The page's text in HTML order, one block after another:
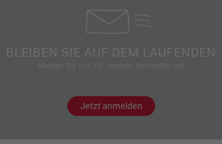
BLEIBEN SIE AUF DEM LAUFENDEN
Melden Sie sich für unseren Newsletter an!
Jetzt anmelden